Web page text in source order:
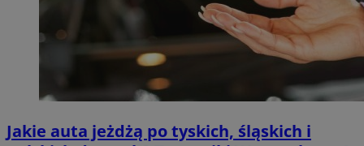
Jakie auta jeżdżą po tyskich, śląskich i